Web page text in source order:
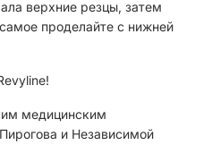
верхние резцы, затем
проделайте с нижней
медицинским
и Независимой